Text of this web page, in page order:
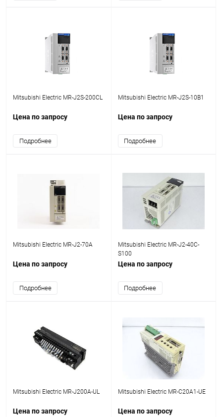
Mitsubishi Electric MR-J2S-200CL
Цена по запросу
Подробнее
Mitsubishi Electric MR-J2S-10B1
Цена по запросу
Подробнее
Mitsubishi Electric MR-J2-70A
Цена по запросу
Подробнее
Mitsubishi Electric MR-J2-40C-
S100
Цена по запросу
Подробнее
Mitsubishi Electric MR-J200A-UL
Цена по запросу
Mitsubishi Electric MR-C20A1-UE
Цена по запросу